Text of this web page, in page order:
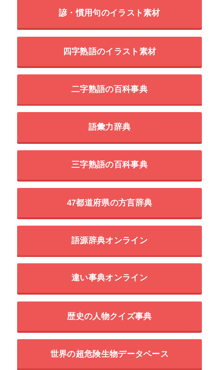
諺・慣用句のイラスト素材
四字熟語のイラスト素材
二字熟語の百科事典
語彙力辞典
三字熟語の百科事典
47都道府県の方言辞典
語源辞典オンライン
違い事典オンライン
歴史の人物クイズ事典
世界の超危険生物データベース